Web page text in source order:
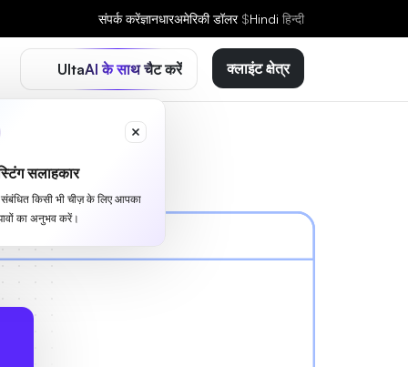
संपर्क करेंज्ञानधारअमेरिकी डॉलर $Hindi हिन्दी
UltaAI के साथ चैट करें
सलाहकार
संबंधित किसी भी चीज़ के लिए आपका
का अनुभव करें।
क्लाइंट क्षेत्र